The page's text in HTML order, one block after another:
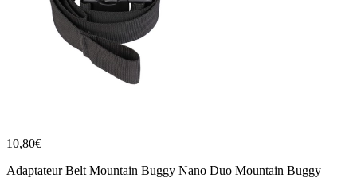
10,80€
Adaptateur Belt Mountain Buggy Nano Duo Mountain Buggy